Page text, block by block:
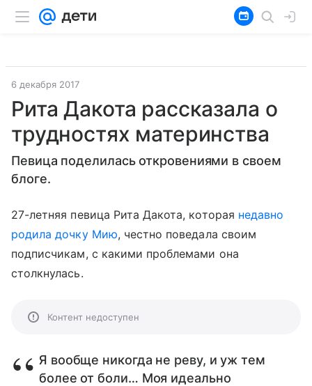
6 декабря 2017
Рита Дакота рассказала о
трудностях материнства
Певица поделилась откровениями в своем
блоге.
27-летняя певица Рита Дакота, которая недавно
родила дочку Мию, честно поведала своим
подписчикам, с какими проблемами она
столкнулась.
Контент недоступен
Я вообще никогда не реву, и уж тем
более от боли… Моя идеально